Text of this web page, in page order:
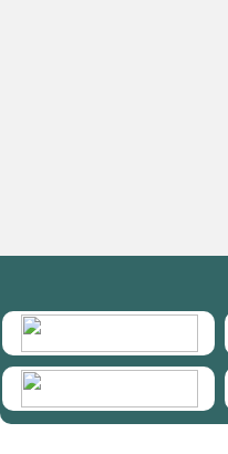
HymIS projectlist